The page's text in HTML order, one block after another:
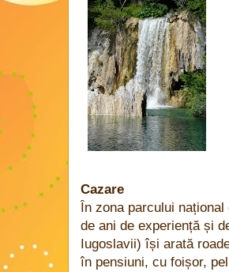
Cazare
În zona parcului
de ani de experiență și
Iugoslavii) își arată
în pensiuni, cu foișor,